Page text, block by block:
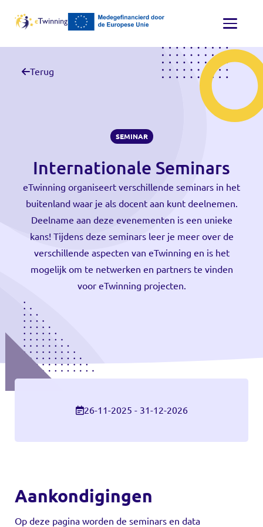
Terug
SEMINAR
Internationale Seminars
eTwinning organiseert verschillende seminars in het
buitenland waar je als docent aan kunt deelnemen.
Deelname aan deze evenementen is een unieke
kans! Tijdens deze seminars leer je meer over de
verschillende aspecten van eTwinning en is het
mogelijk om te netwerken en partners te vinden
voor eTwinning projecten.
26-11-2025 - 31-12-2026
Aankondigingen
Op deze pagina worden de seminars en data